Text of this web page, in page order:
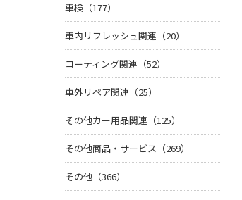
車検（177）
車内リフレッシュ関連（20）
コーティング関連（52）
車外リペア関連（25）
その他カー用品関連（125）
その他商品・サービス（269）
その他（366）